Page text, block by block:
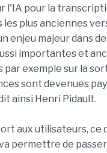
l'IA pour la
les plus anciennes
enjeu majeur dans
importantes et
par exemple sur la
sont devenues
ainsi Henri Pidault.
aux utilisateurs, ce
permettre de